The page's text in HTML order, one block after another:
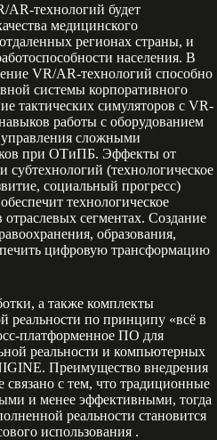
AR-технологий будет
медицинского
регионах страны, и
населения. В
VR/AR-технологий способно
системы корпоративного
тактических симуляторов с VR-
работы с оборудованием
сложными
при ОТиПБ. Эффекты от
субтехнологий (технологическое
социальный прогресс)
технологическое
сегментах. Создание
образования,
цифровую трансформацию
а также комплекты
реальности по принципу «всё в
платформенное ПО для
реальности и компьютерных
Преимущество внедрения
связано с тем, что традиционные
и менее эффективными, тогда
реальности становится
использования .